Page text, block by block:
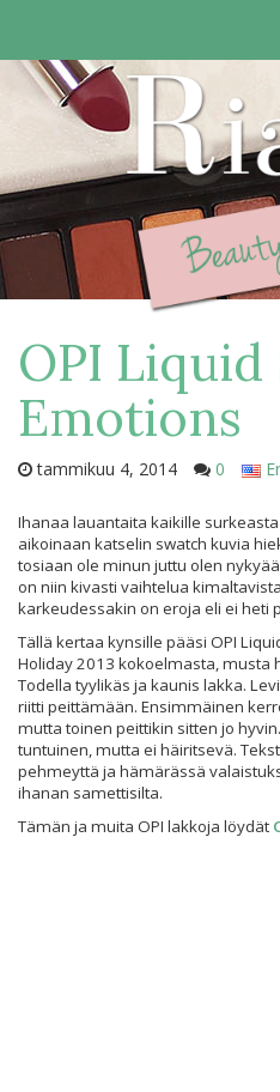
OPI Liquid
Emotions
tammikuu 4, 2014 0
Ihanaa lauantaita kaikille
aikoinaan katselin swatch kuvia
tosiaan ole minun juttu olen
on niin kivasti vaihtelua
karkeudessakin on eroja eli ei heti
Tällä kertaa kynsille pääsi OPI
Holiday 2013 kokoelmasta, musta
Todella tyylikäs ja kaunis lakka.
riitti peittämään. Ensimmäinen
mutta toinen peittikin sitten jo
tuntuinen, mutta ei häiritsevä.
pehmeyttä ja hämärässä
ihanan samettisilta.
Tämän ja muita OPI lakkoja löydät